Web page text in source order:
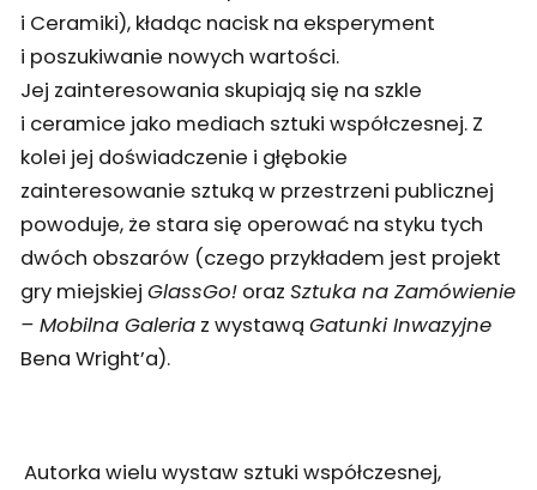
i Ceramiki), kładąc nacisk na eksperyment
i poszukiwanie nowych wartości.
Jej zainteresowania skupiają się na szkle
i ceramice jako mediach sztuki współczesnej. Z
kolei jej doświadczenie i głębokie
zainteresowanie sztuką w przestrzeni publicznej
powoduje, że ​​stara się operować na styku tych
dwóch obszarów (czego przykładem jest projekt
gry miejskiej GlassGo!oraz Sztuka na Zamówienie
– Mobilna Galeriaz wystawą Gatunki Inwazyjne
Bena Wright’a).
Autorka wielu wystaw sztuki współczesnej,